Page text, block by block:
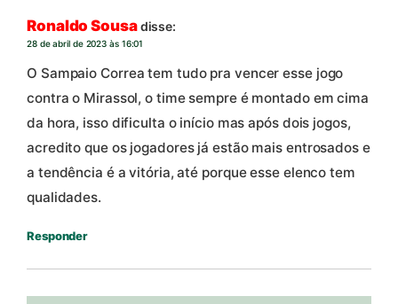
Ronaldo Sousadisse:
28 de abril de 2023 às 16:01
O Sampaio Correa tem tudo pra vencer esse jogo
contra o Mirassol, o time sempre é montado em cima
da hora, isso dificulta o início mas após dois jogos,
acredito que os jogadores já estão mais entrosados e
a tendência é a vitória, até porque esse elenco tem
qualidades.
Responder